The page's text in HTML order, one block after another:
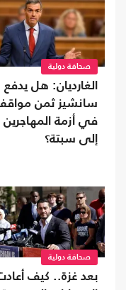
صحافة دولية
الغارديان: هل يدفع
سانشيز ثمن
في أزمة المهاجرين
إلى سبتة؟
صحافة دولية
بعد غزة.. كيف